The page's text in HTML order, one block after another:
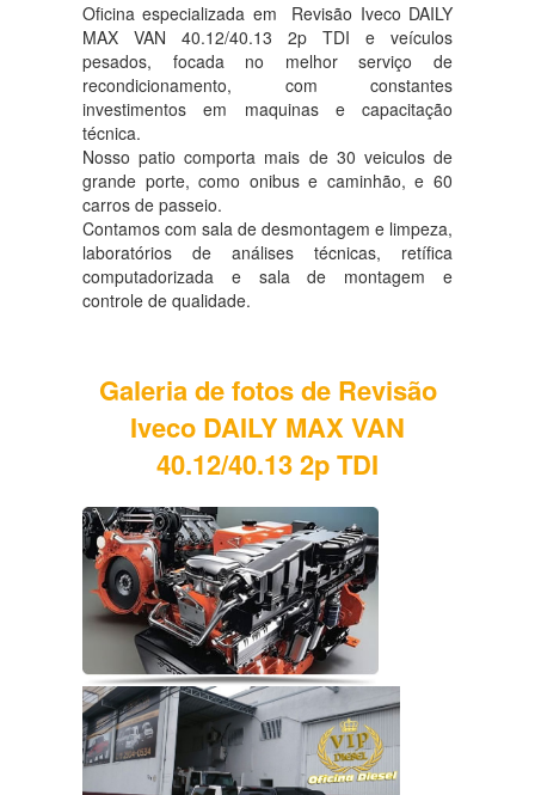
Oficina especializada em Revisão Iveco DAILY
MAX VAN 40.12/40.13 2p TDI e veículos
pesados, focada no melhor serviço de
recondicionamento, com constantes
investimentos em maquinas e capacitação
técnica.
Nosso patio comporta mais de 30 veiculos de
grande porte, como onibus e caminhão, e 60
carros de passeio.
Contamos com sala de desmontagem e limpeza,
laboratórios de análises técnicas, retífica
computadorizada e sala de montagem e
controle de qualidade.
Galeria de fotos de Revisão
Iveco DAILY MAX VAN
40.12/40.13 2p TDI